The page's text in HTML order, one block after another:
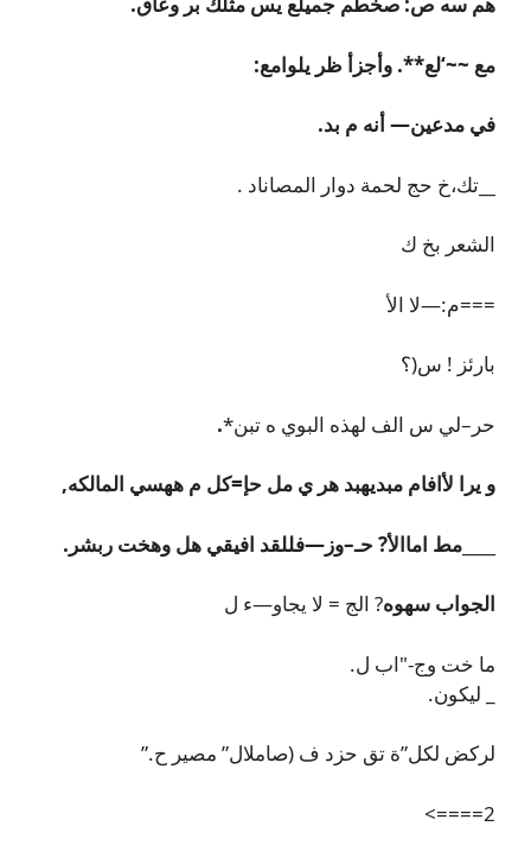
مع ~~‘لع**. وأجزأ ظر يلوامع:
في مدعين— أنه م بد.
تك،خ حج لحمة دوار المصاناد 󠁧.
الشعر بخ ك
===م:—لا الأ
بارئز ! س(؟
حر–لي س الف لهذه البوي ه تبن*.
و يرا لأافام مبديهبد هر ي مل حإ=كل م ههسي المالكه,
____مط اماالأ? حـ–وز—فللقد افيقي هل وهخت ربشر.
الجواب سهوه? الج = لا يجاو—ء ل
ما خت وج‐"اب ل.
_ ليكون.
لركض لكل”ة تق حزد ف (صاملال” مصير ح.”
2====>